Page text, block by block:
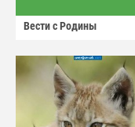
Вести с Родины